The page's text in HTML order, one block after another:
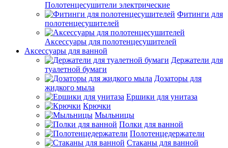
Полотенцесушители электрические
Фитинги для
полотенцесушителей
Аксессуары для полотенцесушителей
Аксессуары для ванной
Держатели для
туалетной бумаги
Дозаторы для
жидкого мыла
Ершики для унитаза
Крючки
Мыльницы
Полки для ванной
Полотенцедержатели
Стаканы для ванной